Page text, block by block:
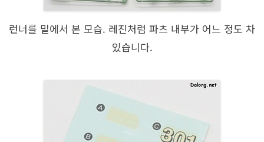
런너를 밑에서 본 모습. 레진처럼 파츠 내부가 어느 정도 차
있습니다.